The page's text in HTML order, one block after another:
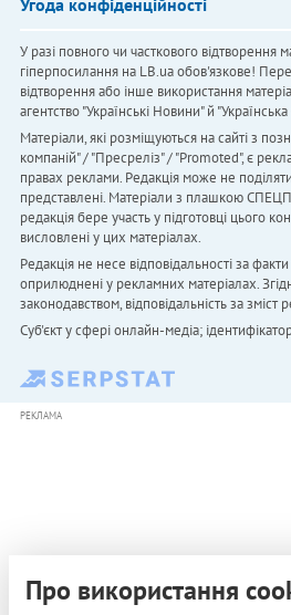
У разі повного чи часткового відтворення
гіперпосилання на LB.ua обов'язкове!
відтворення або інше використання
агентство "Українськi Новини" й
Матеріали, які розміщуються на сайті з
компаній" / "Пресреліз" / "Promoted", є
правах реклами. Редакція може не
представлені. Матеріали з плашкою
редакція бере участь у підготовці цього
висловлені у цих матеріалах.
Редакція не несе відповідальності за
оприлюднені у рекламних матеріалах.
законодавством, відповідальність за
Cуб'єкт у сфері онлайн-медіа;
РЕКЛАМА
Про використання